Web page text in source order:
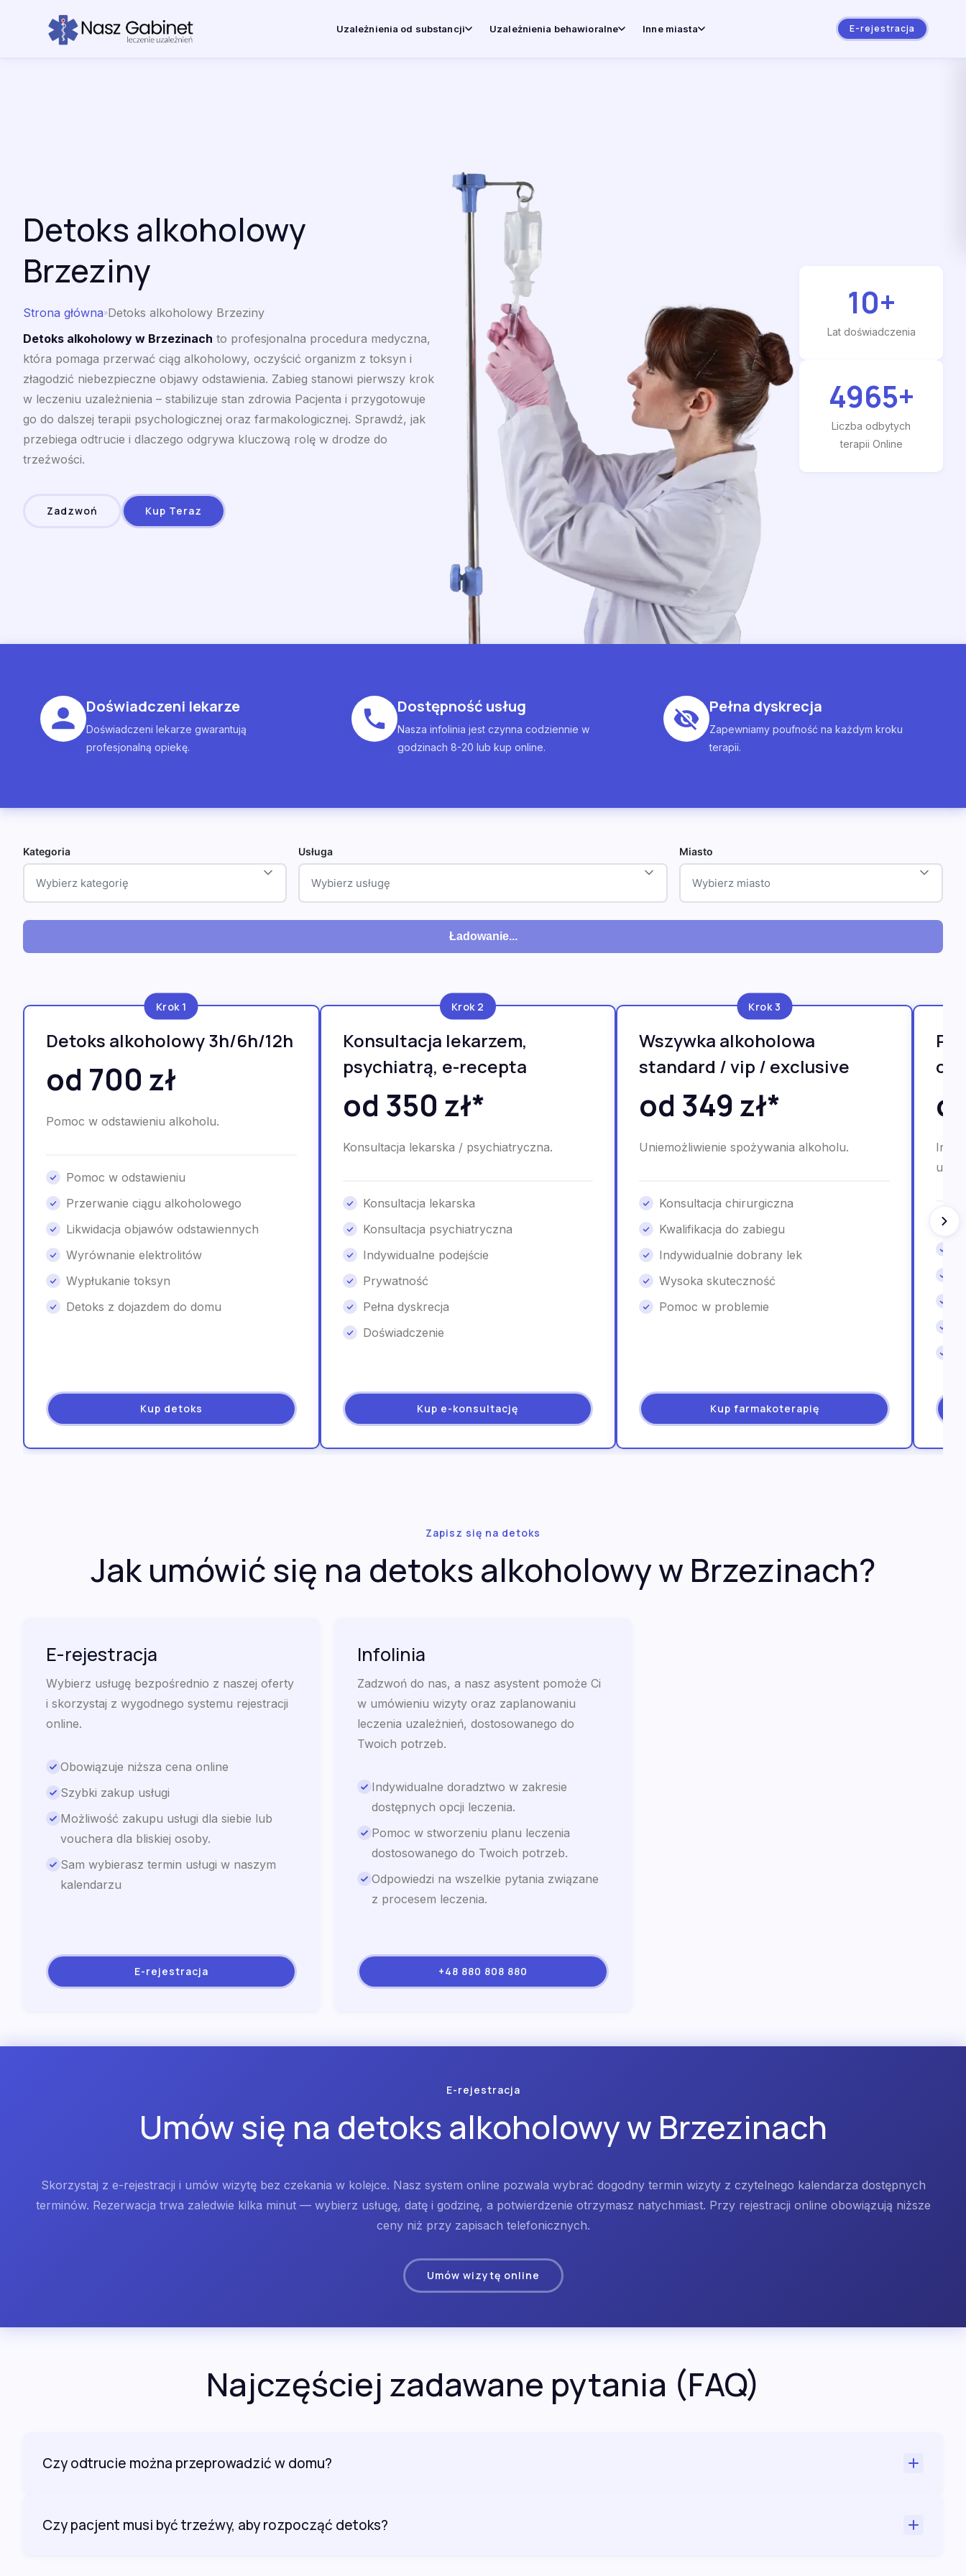
Uzależnienia od substancji Uzależnienia behawioralne Inne miasta E-rejestracja
Detoks alkoholowy
Brzeziny
Strona główna»Detoks alkoholowy Brzeziny
Detoks alkoholowy w Brzezinach to profesjonalna procedura medyczna,
która pomaga przerwać ciąg alkoholowy, oczyścić organizm z toksyn i
złagodzić niebezpieczne objawy odstawienia. Zabieg stanowi pierwszy krok
w leczeniu uzależnienia – stabilizuje stan zdrowia Pacjenta i przygotowuje
go do dalszej terapii psychologicznej oraz farmakologicznej. Sprawdź, jak
przebiega odtrucie i dlaczego odgrywa kluczową rolę w drodze do
trzeźwości.
Zadzwoń Kup Teraz
10+
Lat doświadczenia
4965+
Liczba odbytych
terapii Online
Doświadczeni lekarze
Doświadczeni lekarze gwarantują
profesjonalną opiekę.
Dostępność usług
Nasza infolinia jest czynna codziennie w
godzinach 8-20 lub kup online.
Pełna dyskrecja
Zapewniamy poufność na każdym kroku
terapii.
Kategoria
Wybierz kategorię
Usługa
Wybierz usługę
Miasto
Wybierz miasto
Ładowanie...
Krok 1
Detoks alkoholowy 3h/6h/12h
od 700 zł
Pomoc w odstawieniu alkoholu.
Pomoc w odstawieniu
Przerwanie ciągu alkoholowego
Likwidacja objawów odstawiennych
Wyrównanie elektrolitów
Wypłukanie toksyn
Detoks z dojazdem do domu
Kup detoks
Krok 2
Konsultacja lekarzem,
psychiatrą, e-recepta
od 350 zł*
Konsultacja lekarska / psychiatryczna.
Konsultacja lekarska
Konsultacja psychiatryczna
Indywidualne podejście
Prywatność
Pełna dyskrecja
Doświadczenie
Kup e-konsultację
Krok 3
Wszywka alkoholowa
standard / vip / exclusive
od 349 zł*
Uniemożliwienie spożywania alkoholu.
Konsultacja chirurgiczna
Kwalifikacja do zabiegu
Indywidualnie dobrany lek
Wysoka skuteczność
Pomoc w problemie
Kup farmakoterapię
Zapisz się na detoks
Jak umówić się na detoks alkoholowy w Brzezinach?
E-rejestracja
Wybierz usługę bezpośrednio z naszej oferty
i skorzystaj z wygodnego systemu rejestracji
online.
Obowiązuje niższa cena online
Szybki zakup usługi
Możliwość zakupu usługi dla siebie lub
vouchera dla bliskiej osoby.
Sam wybierasz termin usługi w naszym
kalendarzu
E-rejestracja
Infolinia
Zadzwoń do nas, a nasz asystent pomoże Ci
w umówieniu wizyty oraz zaplanowaniu
leczenia uzależnień, dostosowanego do
Twoich potrzeb.
Indywidualne doradztwo w zakresie
dostępnych opcji leczenia.
Pomoc w stworzeniu planu leczenia
dostosowanego do Twoich potrzeb.
Odpowiedzi na wszelkie pytania związane
z procesem leczenia.
+48 880 808 880
E-rejestracja
Umów się na detoks alkoholowy w Brzezinach
Skorzystaj z e-rejestracji i umów wizytę bez czekania w kolejce. Nasz system online pozwala wybrać dogodny termin wizyty z czytelnego kalendarza dostępnych
terminów. Rezerwacja trwa zaledwie kilka minut — wybierz usługę, datę i godzinę, a potwierdzenie otrzymasz natychmiast. Przy rejestracji online obowiązują niższe
ceny niż przy zapisach telefonicznych.
Umów wizytę online
Najczęściej zadawane pytania (FAQ)
Czy odtrucie można przeprowadzić w domu?
Czy pacjent musi być trzeźwy, aby rozpocząć detoks?